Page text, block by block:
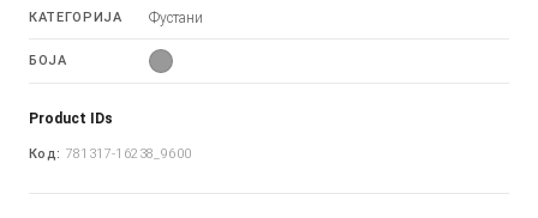
КАТЕГОРИЈА Фустани
БОЈА
Product IDs
Код: 781317-16238_9600